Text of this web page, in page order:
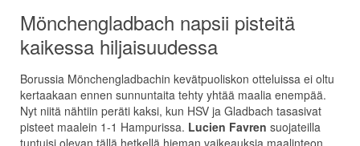
Mönchengladbach napsii pisteitä
kaikessa hiljaisuudessa
Borussia Mönchengladbachin kevätpuoliskon otteluissa ei oltu
kertaakaan ennen sunnuntaita tehty yhtää maalia enempää.
Nyt niitä nähtiin peräti kaksi, kun HSV ja Gladbach tasasivat
pisteet maalein 1-1 Hampurissa. Lucien Favren suojateilla